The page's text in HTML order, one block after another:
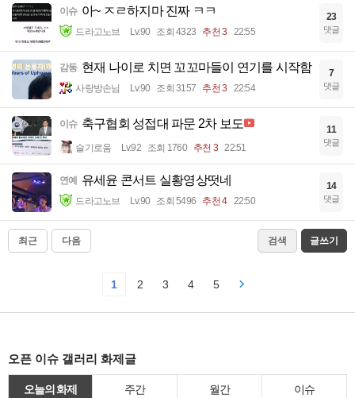
이슈 아~ ㅈㄹ하지마 진짜 ㅋㅋ
드라고노브 Lv.90 조회 4323 추천 3 22:55
23
댓글
감동 현재 나이로 치면 꼬꼬마들이 연기를 시작함
사랑방손님 Lv.90 조회 3157 추천 3 22:54
7
댓글
이슈 축구협회 성접대 파문 2차 보도
슬기로움 Lv.92 조회 1760 추천 3 22:51
11
댓글
연예 유세윤 콘서트 실황영상떳네
드라고노브 Lv.90 조회 5496 추천 4 22:50
14
댓글
최근 다음 검색 글쓰기
1 2 3 4 5
오픈 이슈 갤러리 화제글
오늘의 화제 주간 월간 이슈